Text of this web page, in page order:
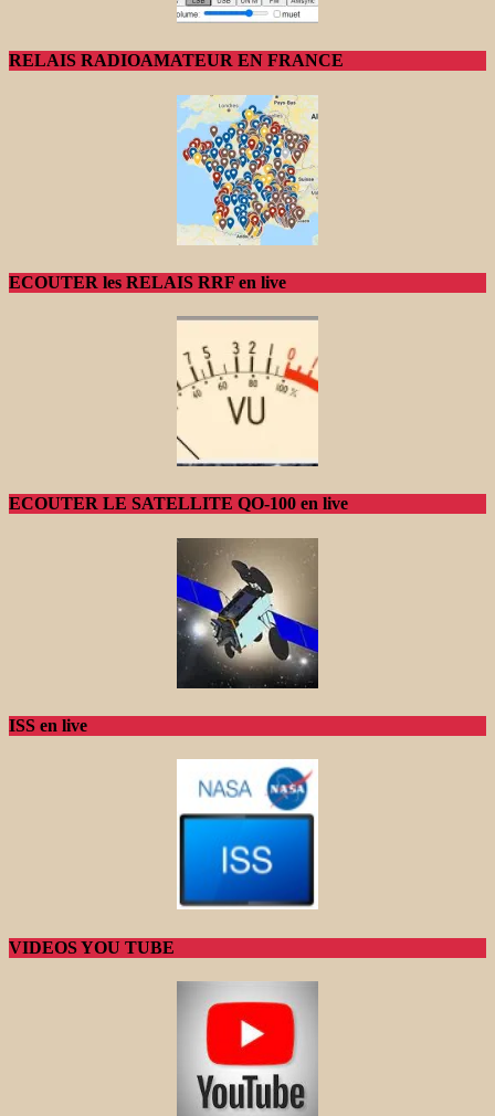
RELAIS RADIOAMATEUR EN FRANCE
ECOUTER les RELAIS RRF en live
ECOUTER LE SATELLITE QO-100 en live
ISS en live
VIDEOS YOU TUBE